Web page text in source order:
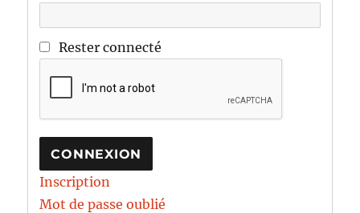
Rester connecté
CONNEXION
Inscription
Mot de passe oublié